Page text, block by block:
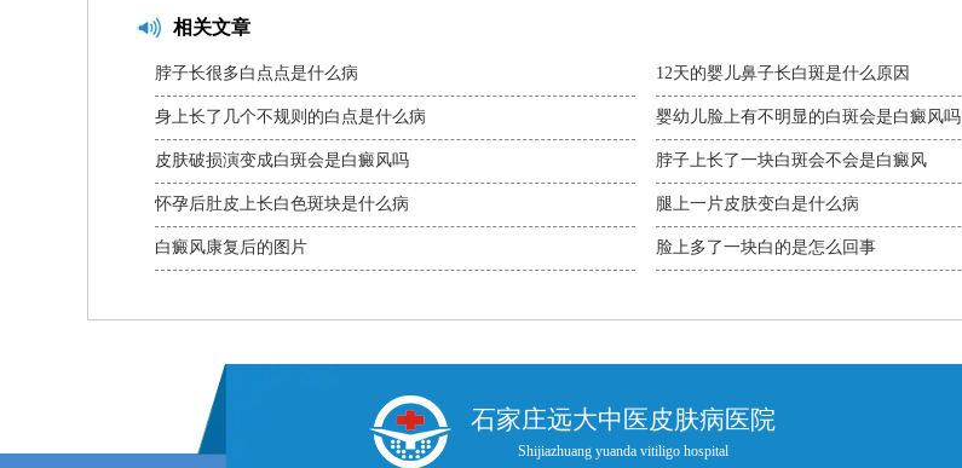
相关文章
脖子长很多白点点是什么病
身上长了几个不规则的白点是什么病
皮肤破损演变成白斑会是白癜风吗
怀孕后肚皮上长白色斑块是什么病
白癜风康复后的图片
12天的婴儿鼻子长白斑是什么原因
婴幼儿脸上有不明显的白斑会是白癜风吗
脖子上长了一块白斑会不会是白癜风
腿上一片皮肤变白是什么病
脸上多了一块白的是怎么回事
石家庄远大中医皮肤病医院
Shijiazhuang yuanda vitiligo hospital